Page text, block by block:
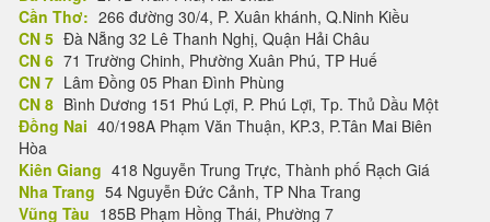
Cần Thơ: 266 đường 30/4, P. Xuân khánh, Q.Ninh Kiều
CN 5 Đà Nẵng 32 Lê Thanh Nghị, Quận Hải Châu
CN 6 71 Trường Chinh, Phường Xuân Phú, TP Huế
CN 7 Lâm Đồng 05 Phan Đình Phùng
CN 8 Bình Dương 151 Phú Lợi, P. Phú Lợi, Tp. Thủ Dầu Một
Đồng Nai 40/198A Phạm Văn Thuận, KP.3, P.Tân Mai Biên
Hòa
Kiên Giang 418 Nguyễn Trung Trực, Thành phố Rạch Giá
Nha Trang 54 Nguyễn Đức Cảnh, TP Nha Trang
Vũng Tàu 185B Phạm Hồng Thái, Phường 7